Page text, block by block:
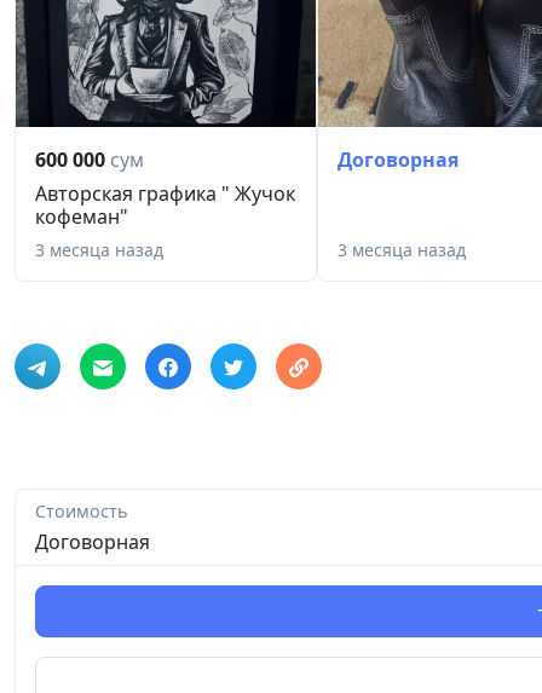
600 000 сум
Авторская графика " Жучок
кофеман"
3 месяца назад
Договорная
3 месяца назад
Стоимость
Договорная